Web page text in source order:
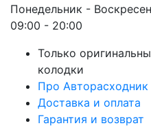
Понедельник -
09:00 - 20:00
Только
колодки
Про Авторасходник
Доставка и оплата
Гарантия и возврат